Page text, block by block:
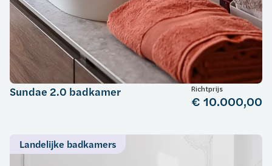
Sundae 2.0 badkamer Richtprijs
€ 10.000,00
Landelijke badkamers